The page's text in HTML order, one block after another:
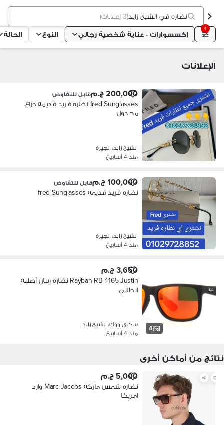
نضاره في الشيخ زايد(3 إعلانات )
4
إكسسوارات - عناية شخصية رجالي النوع الحالة
الإعلانات
200,000 ج.م قابل للتفاوض
fred Sunglasses نظاره فريد قديمه ذراع
مجدول
الشيخ زايد، الجيزة
منذ 4 أسابيع
100,000 ج.م قابل للتفاوض
نظاره فريد قديمه fred Sunglasses
الشيخ زايد، الجيزة
منذ 4 أسابيع
4
3,650 ج.م
Rayban RB 4165 Justin نظاره ريبان أصلية
ايطالي
سكاي ووك، الشيخ زايد
منذ 4 أسابيع
نتائج من أماكن أخرى
5,000 ج.م
نضاره شمس ماركه Marc Jacobs وارد
امريكا